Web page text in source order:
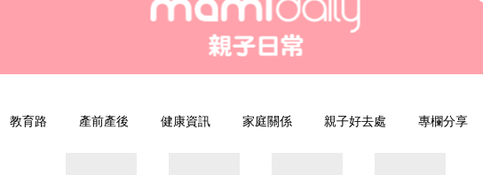
教育路 產前產後 健康資訊 家庭關係 親子好去處 專欄分享